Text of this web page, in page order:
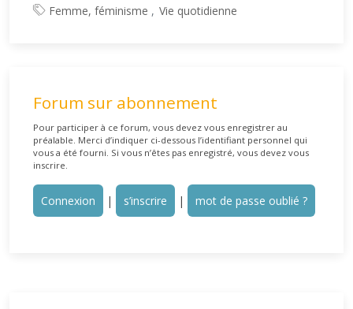
Femme, féminisme Vie quotidienne
Forum sur abonnement
Pour participer à ce forum, vous devez vous enregistrer au
préalable. Merci d’indiquer ci-dessous l’identifiant personnel qui
vous a été fourni. Si vous n’êtes pas enregistré, vous devez vous
inscrire.
Connexion | s’inscrire | mot de passe oublié ?